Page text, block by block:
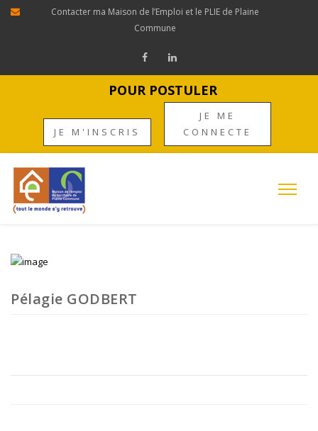
Contacter ma Maison de l’Emploi et le PLIE de Plaine
Commune
POUR POSTULER
JE M'INSCRIS
JE ME
CONNECTE
Pélagie GODBERT